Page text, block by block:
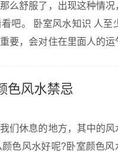
么舒服了，出现这种情
间都是在卧室
要，会对住在里面人的运
色风水禁忌
们休息的地方，其中的
好呢?卧室颜色风水禁忌是什